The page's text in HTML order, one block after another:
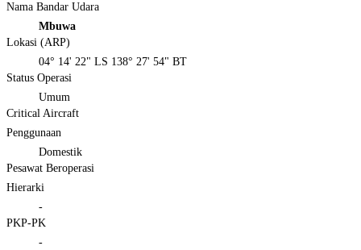
Nama Bandar Udara
Mbuwa
Lokasi (ARP)
04° 14' 22" LS 138° 27' 54" BT
Status Operasi
Umum
Critical Aircraft
Penggunaan
Domestik
Pesawat Beroperasi
Hierarki
-
PKP-PK
-